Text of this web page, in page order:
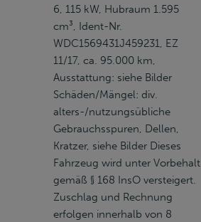
6, 115 kW, Hubraum 1.595
cm³, Ident-Nr.
WDC1569431J459231, EZ
11/17, ca. 95.000 km,
Ausstattung: siehe Bilder
Schäden/Mängel: div.
alters-/nutzungsübliche
Gebrauchsspuren, Dellen,
Kratzer, siehe Bilder Dieses
Fahrzeug wird unter Vorbehalt
gemäß § 168 InsO versteigert.
Zuschlag und Rechnung
erfolgen innerhalb von 8